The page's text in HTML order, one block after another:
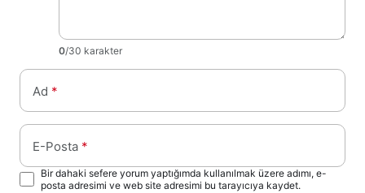
0/30 karakter
Ad *
E-Posta *
Bir dahaki sefere yorum yaptığımda kullanılmak üzere adımı, e-
posta adresimi ve web site adresimi bu tarayıcıya kaydet.